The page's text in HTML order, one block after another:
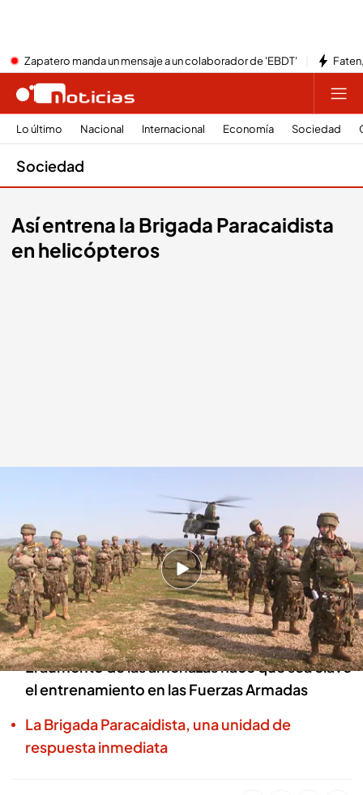
Zapatero manda un mensaje a un colaborador de 'EBDT'
Lo último Nacional Internacional Economía Sociedad
Sociedad
Así entrena la Brigada Paracaidista
en helicópteros
Gabriel Cruz
21 ABR 2024 - 14:48h.
Las FAMET (Fuerzas aeromóviles del Ejército de
Tierra) pueden llevar hombres y material
donde ni aviones ni camiones pueden
El aumento de las amenazas hace que sea clave
el entrenamiento en las Fuerzas Armadas
La Brigada Paracaidista, una unidad de
respuesta inmediata